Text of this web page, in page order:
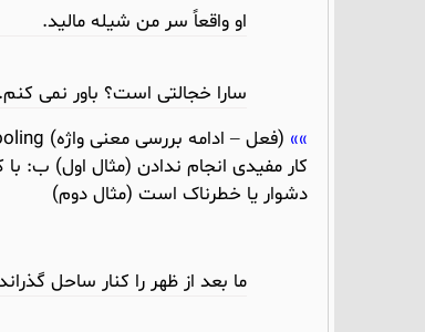
او واقعاً سر من شیله مالید.
سارا خجالتی است؟ باور نمی
دشوار یا خطرناک است (مثال دوم)
ما بعد از ظهر را کنار ساحل